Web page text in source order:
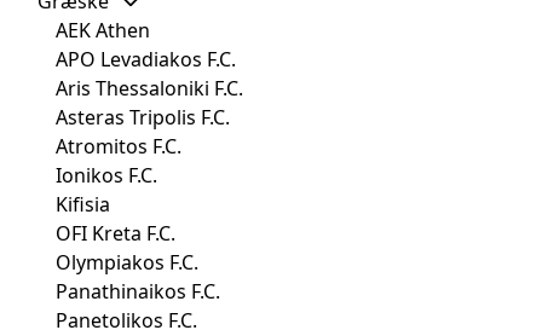
AEK Athen
APO Levadiakos F.C.
Aris Thessaloniki F.C.
Asteras Tripolis F.C.
Atromitos F.C.
Ionikos F.C.
Kifisia
OFI Kreta F.C.
Olympiakos F.C.
Panathinaikos F.C.
Panetolikos F.C.